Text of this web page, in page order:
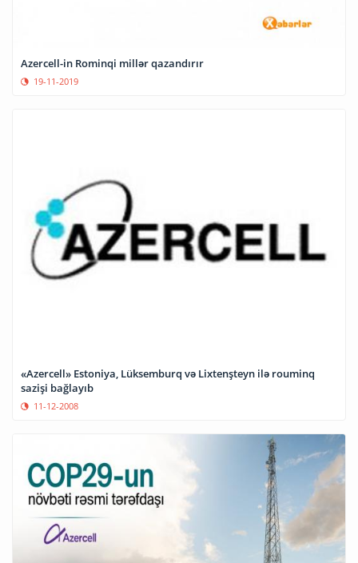
Azercell-in Rominqi millər qazandırır
19-11-2019
«Azercell» Estoniya, Lüksemburq və Lixtenşteyn ilə rouminq
sazişi bağlayıb
11-12-2008